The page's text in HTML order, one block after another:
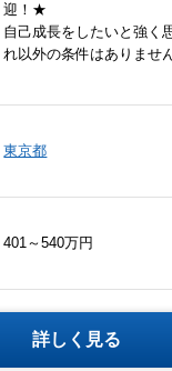
迎！★
自己成長をしたいと強く
れ以外の条件はありません
東京都
401～540万円
詳しく見る